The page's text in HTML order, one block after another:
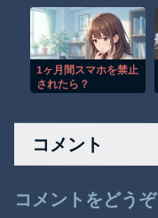
覚えたい。
1ヶ月間スマホを禁止
されたら？
コメント
コメントをどうぞ